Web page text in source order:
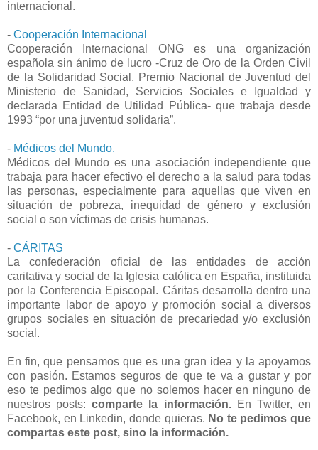
internacional.
- Cooperación Internacional
Cooperación Internacional ONG es una organización
española sin ánimo de lucro -Cruz de Oro de la Orden Civil
de la Solidaridad Social, Premio Nacional de Juventud del
Ministerio de Sanidad, Servicios Sociales e Igualdad y
declarada Entidad de Utilidad Pública- que trabaja desde
1993 “por una juventud solidaria”.
- Médicos del Mundo.
Médicos del Mundo es una asociación independiente que
trabaja para hacer efectivo el derecho a la salud para todas
las personas, especialmente para aquellas que viven en
situación de pobreza, inequidad de género y exclusión
social o son víctimas de crisis humanas.
- CÁRITAS
La confederación oficial de las entidades de acción
caritativa y social de la Iglesia católica en España, instituida
por la Conferencia Episcopal. Cáritas desarrolla dentro una
importante labor de apoyo y promoción social a diversos
grupos sociales en situación de precariedad y/o exclusión
social.
En fin, que pensamos que es una gran idea y la apoyamos
con pasión. Estamos seguros de que te va a gustar y por
eso te pedimos algo que no solemos hacer en ninguno de
nuestros posts:comparte la información.En Twitter, en
Facebook, en Linkedin, donde quieras. No te pedimos que
compartas este post, sino la información.